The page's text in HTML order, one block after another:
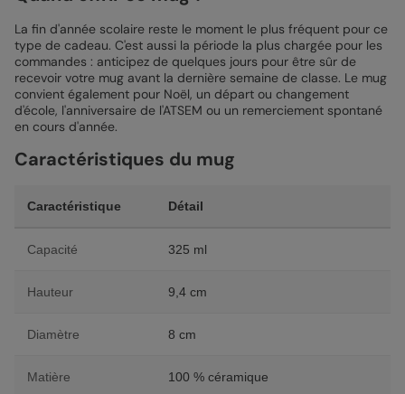
La fin d'année scolaire reste le moment le plus fréquent pour ce
type de cadeau. C'est aussi la période la plus chargée pour les
commandes : anticipez de quelques jours pour être sûr de
recevoir votre mug avant la dernière semaine de classe. Le mug
convient également pour Noël, un départ ou changement
d'école, l'anniversaire de l'ATSEM ou un remerciement spontané
en cours d'année.
Caractéristiques du mug
Caractéristique Détail
Capacité 325 ml
Hauteur 9,4 cm
Diamètre 8 cm
Matière 100 % céramique